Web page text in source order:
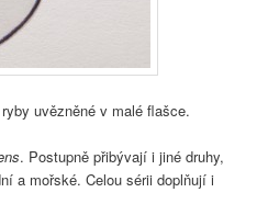
uvězněné v malé flašce.
. Postupně přibývají i jiné druhy,
a mořské. Celou sérii doplňují i